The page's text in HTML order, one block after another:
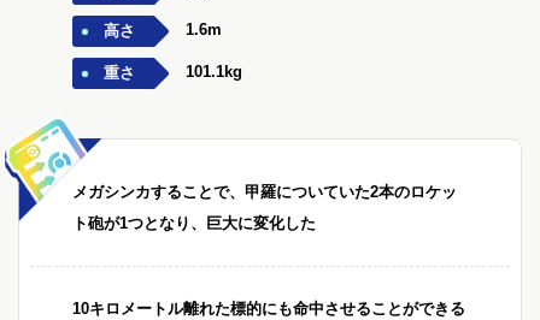
高さ 1.6m
重さ 101.1kg
メガシンカすることで、甲羅についていた2本のロケッ
ト砲が1つとなり、巨大に変化した
10キロメートル離れた標的にも命中させることができる